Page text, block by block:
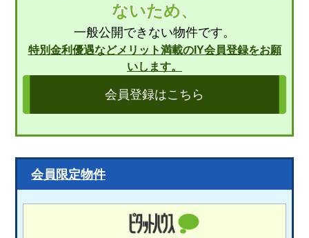
ないため、
一般公開できない物件です。
特別金利優遇などメリット満載のIY会員登録をお願
いします。
会員登録はこちら
会員限定物件